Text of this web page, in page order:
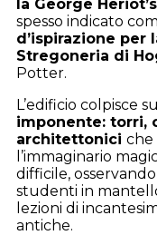
la George
spesso indicato
d’ispirazione per
Stregoneria di
Potter.
L’edificio colpisce
imponente: torri,
architettonici che
l’immaginario
difficile,
studenti in
lezioni di
antiche.